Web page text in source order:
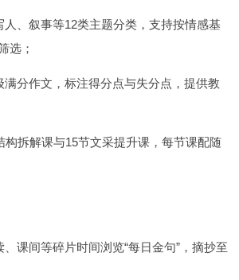
、叙事等12类主题分类，支持按情感基
选；
分作文，标注得分点与失分点，提供教
构拆解课与15节文采提升课，每节课配随
课间等碎片时间浏览“每日金句”，摘抄至